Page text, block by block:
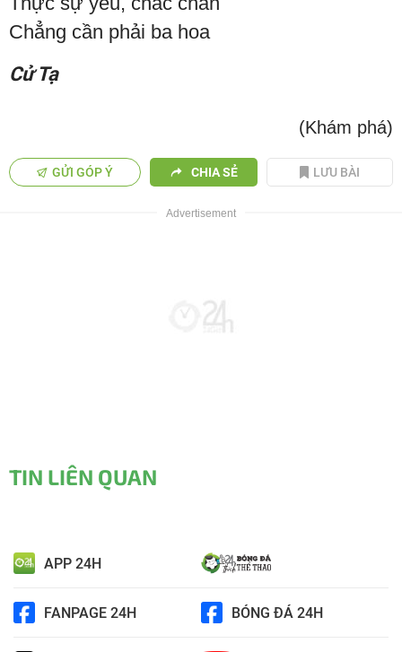
Chẳng cần phải ba hoa
Cử Tạ
(Khám phá)
GỬI GÓP Ý CHIA SẺ LƯU BÀI
TIN LIÊN QUAN
APP 24H
FANPAGE 24H BÓNG ĐÁ 24H